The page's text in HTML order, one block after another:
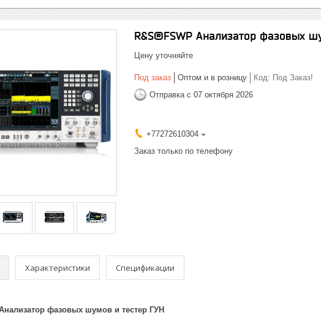
R&S®FSWP Анализатор фазовых
Цену уточняйте
Под заказ Оптом и в розницу Код: Под Заказ!
Отправка с 07 октября 2026
+77272610304
Заказ только по телефону
Характеристики Спецификации
фазовых шумов и тестер ГУН